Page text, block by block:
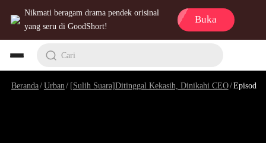
Nikmati beragam drama pendek orisinal
yang seru di GoodShort!
Buka
Cari
Beranda/Urban / [Sulih Suara]Ditinggal Kekasih, Dinikahi CEO/Episode 3